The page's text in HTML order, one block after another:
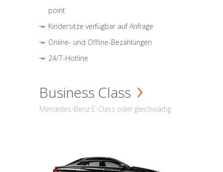
point
Kindersitze verfügbar auf Anfrage
Online- und Offline-Bezahlungen
24/7-Hotline
Business Class
Mercedes-Benz E-Class oder gleichwärtig